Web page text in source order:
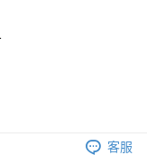
客服